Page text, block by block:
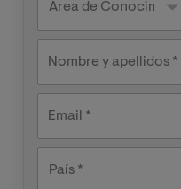
Nombre y apellidos
Email
País *